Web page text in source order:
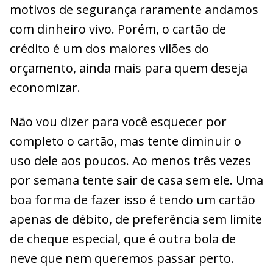
motivos de segurança raramente andamos
com dinheiro vivo. Porém, o cartão de
crédito é um dos maiores vilões do
orçamento, ainda mais para quem deseja
economizar.
Não vou dizer para você esquecer por
completo o cartão, mas tente diminuir o
uso dele aos poucos. Ao menos três vezes
por semana tente sair de casa sem ele. Uma
boa forma de fazer isso é tendo um cartão
apenas de débito, de preferência sem limite
de cheque especial, que é outra bola de
neve que nem queremos passar perto.